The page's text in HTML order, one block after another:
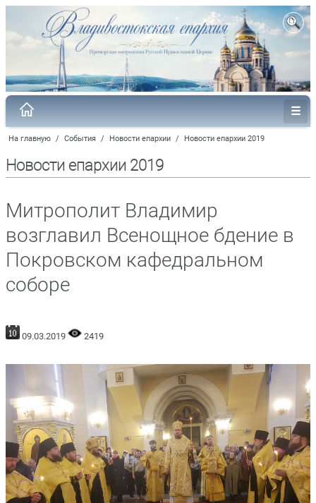
На главную / События / Новости епархии / Новости епархии 2019
Новости епархии 2019
Митрополит Владимир
возглавил Всенощное бдение в
Покровском кафедральном
соборе
09.03.2019 2419